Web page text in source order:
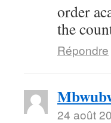
order
the
Répondre
24 août